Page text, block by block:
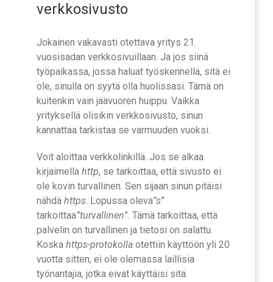
verkkosivusto
Jokainen vakavasti otettava yritys 21.
vuosisadan verkkosivuillaan. Ja jos siinä
työpaikassa, jossa haluat työskennellä, sitä ei
ole, sinulla on syytä olla huolissasi. Tämä on
kuitenkin vain jäävuoren huippu. Vaikka
yrityksellä olisikin verkkosivusto, sinun
kannattaa tarkistaa se varmuuden vuoksi.
Voit aloittaa verkkolinkillä. Jos se alkaa
kirjaimella http, se tarkoittaa, että sivusto ei
ole kovin turvallinen. Sen sijaan sinun pitäisi
nähdä https. Lopussa oleva”s”
tarkoittaa”turvallinen”. Tämä tarkoittaa, että
palvelin on turvallinen ja tietosi on salattu.
Koska https-protokolla otettiin käyttöön yli 20
vuotta sitten, ei ole olemassa laillisia
työnantajia, jotka eivät käyttäisi sitä.